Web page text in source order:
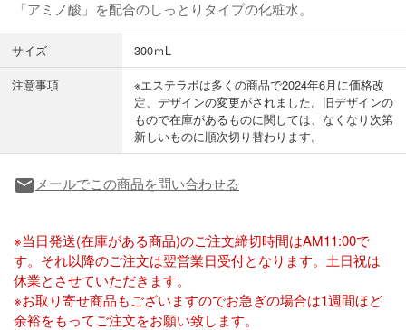
「アミノ酸」を配合のしっとりタイプの化粧水。
サイズ
300ｍL
注意事項
※エステラボは多くの商品で2024年6月に価格改
定、デザインの変更がされました。旧デザインの
もので在庫があるものに関しては、なくなり次第
新しいものに順次切り替わります。
local_post_officeメールでこの商品を問い合わせる
※当日発送(在庫がある商品)のご注文締切時間はAM11:00で
す。それ以降のご注文は翌営業日受付となります。土日祝は
休業とさせていただきます。
※お取り寄せ商品もございますのでお急ぎの場合は1週間ほど
余裕をもってご注文をお願い致します。